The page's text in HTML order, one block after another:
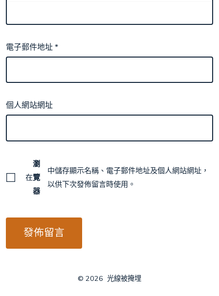
電子郵件地址*
個人網站網址
在
瀏
覽
器
中儲存顯示名稱、電子郵件地址及個人網站網址，
以供下次發佈留言時使用。
© 2026 光線被掩埋